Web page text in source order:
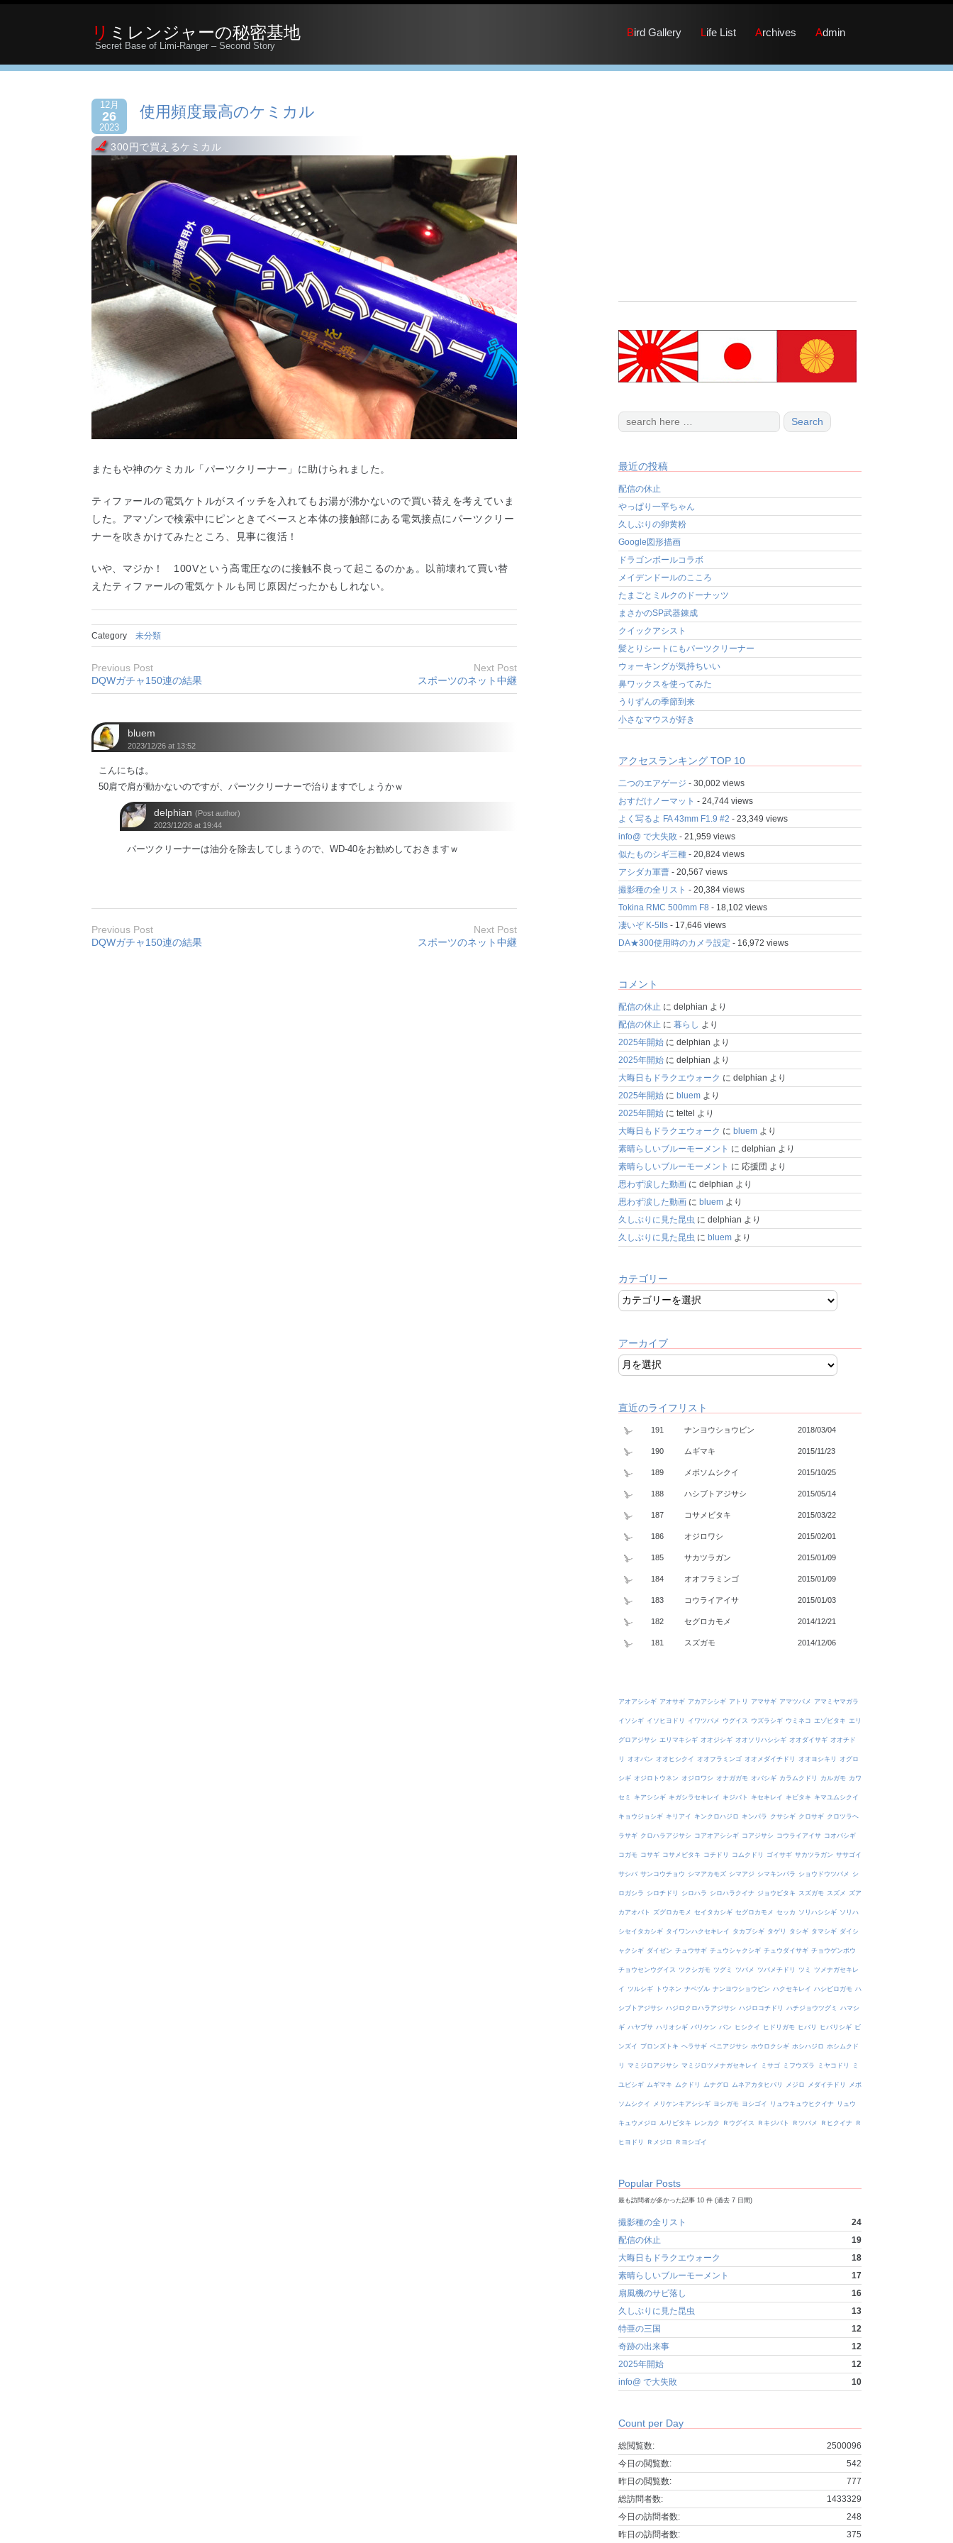
リミレンジャーの秘密基地
Secret Base of Limi-Ranger – Second Story
Bird Gallery Life List Archives Admin
12月
26
2023
使用頻度最高のケミカル
300円で買えるケミカル
またもや神のケミカル「パーツクリーナー」に助けられました。
ティファールの電気ケトルがスイッチを入れてもお湯が沸かないので買い替えを考えていま
した。アマゾンで検索中にピンときてベースと本体の接触部にある電気接点にパーツクリー
ナーを吹きかけてみたところ、見事に復活！
いや、マジか！ 100Vという高電圧なのに接触不良って起こるのかぁ。以前壊れて買い替
えたティファールの電気ケトルも同じ原因だったかもしれない。
Category 未分類
Previous Post
DQWガチャ150連の結果
Next Post
スポーツのネット中継
bluem
2023/12/26 at 13:52
こんにちは。
50肩で肩が動かないのですが、パーツクリーナーで治りますでしょうかｗ
delphian (Post author)
2023/12/26 at 19:44
パーツクリーナーは油分を除去してしまうので、WD-40をお勧めしておきますｗ
Previous Post
DQWガチャ150連の結果
Next Post
スポーツのネット中継
最近の投稿
配信の休止
やっぱり一平ちゃん
久しぶりの卵黄粉
Google図形描画
ドラゴンボールコラボ
メイデンドールのこころ
たまごとミルクのドーナッツ
まさかのSP武器錬成
クイックアシスト
髪とりシートにもパーツクリーナー
ウォーキングが気持ちいい
鼻ワックスを使ってみた
うりずんの季節到来
小さなマウスが好き
アクセスランキング TOP 10
二つのエアゲージ - 30,002 views
おすだけノーマット - 24,744 views
よく写るよ FA 43mm F1.9 #2 - 23,349 views
info@ で大失敗- 21,959 views
似たものシギ三種- 20,824 views
アシダカ軍曹- 20,567 views
撮影種の全リスト - 20,384 views
Tokina RMC 500mm F8 - 18,102 views
凄いぞ K-5IIs- 17,646 views
DA★300使用時のカメラ設定 - 16,972 views
コメント
配信の休止 に delphian より
配信の休止 に 暮らし より
2025年開始に delphian より
2025年開始に delphian より
大晦日もドラクエウォーク に delphian より
2025年開始に bluemより
2025年開始に teltel より
大晦日もドラクエウォーク に bluemより
素晴らしいブルーモーメント に delphian より
素晴らしいブルーモーメント に 応援団 より
思わず涙した動画に delphian より
思わず涙した動画に bluemより
久しぶりに見た昆虫 に delphian より
久しぶりに見た昆虫 に bluemより
カテゴリー
アーカイブ
直近のライフリスト
191 ナンヨウショウビン 2018/03/04
190 ムギマキ 2015/11/23
189 メボソムシクイ 2015/10/25
188 ハシブトアジサシ 2015/05/14
187 コサメビタキ 2015/03/22
186 オジロワシ 2015/02/01
185 サカツラガン 2015/01/09
184 オオフラミンゴ 2015/01/09
183 コウライアイサ 2015/01/03
182 セグロカモメ 2014/12/21
181 スズガモ 2014/12/06
アオアシシギ アオサギ アカアシシギ アトリ アマサギ アマツバメ アマミヤマガラ
イソシギ イソヒヨドリ イワツバメ ウグイス ウズラシギ ウミネコ エゾビタキ エリ
グロアジサシ エリマキシギ オオジシギ オオソリハシシギ オオダイサギ オオチド
リ オオバン オオヒシクイ オオフラミンゴ オオメダイチドリ オオヨシキリ オグロ
シギ オジロトウネン オジロワシ オナガガモ オバシギ カラムクドリ カルガモ カワ
セミ キアシシギ キガシラセキレイ キジバト キセキレイ キビタキ キマユムシクイ
キョウジョシギ キリアイ キンクロハジロ キンパラ クサシギ クロサギ クロツラヘ
ラサギ クロハラアジサシ コアオアシシギ コアジサシ コウライアイサ コオバシギ
コガモ コサギ コサメビタキ コチドリ コムクドリ ゴイサギ サカツラガン ササゴイ
サシバ サンコウチョウ シマアカモズ シマアジ シマキンパラ ショウドウツバメ シ
ロガシラ シロチドリ シロハラ シロハラクイナ ジョウビタキ スズガモ スズメ ズア
カアオバト ズグロカモメ セイタカシギ セグロカモメ セッカ ソリハシシギ ソリハ
シセイタカシギ タイワンハクセキレイ タカブシギ タゲリ タシギ タマシギ ダイシ
ャクシギ ダイゼン チュウサギ チュウシャクシギ チュウダイサギ チョウゲンボウ
チョウセンウグイス ツクシガモ ツグミ ツバメ ツバメチドリ ツミ ツメナガセキレ
イ ツルシギ トウネン ナベヅル ナンヨウショウビン ハクセキレイ ハシビロガモ ハ
シブトアジサシ ハジロクロハラアジサシ ハジロコチドリ ハチジョウツグミ ハマシ
ギ ハヤブサ ハリオシギ バリケン バン ヒシクイ ヒドリガモ ヒバリ ヒバリシギ ビ
ンズイ ブロンズトキ ヘラサギ ベニアジサシ ホウロクシギ ホシハジロ ホシムクド
リ マミジロアジサシ マミジロツメナガセキレイ ミサゴ ミフウズラ ミヤコドリ ミ
ユビシギ ムギマキ ムクドリ ムナグロ ムネアカタヒバリ メジロ メダイチドリ メボ
ソムシクイ メリケンキアシシギ ヨシガモ ヨシゴイ リュウキュウヒクイナ リュウ
キュウメジロ ルリビタキ レンカク Ｒウグイス Ｒキジバト Ｒツバメ Ｒヒクイナ Ｒ
ヒヨドリ Ｒメジロ Ｒヨシゴイ
Popular Posts
最も訪問者が多かった記事 10 件 (過去 7 日間)
撮影種の全リスト
24
配信の休止
19
大晦日もドラクエウォーク
18
素晴らしいブルーモーメント
17
扇風機のサビ落し
16
久しぶりに見た昆虫
13
特亜の三国
12
奇跡の出来事
12
2025年開始
12
info@ で大失敗
10
Count per Day
2500096
総閲覧数:
542
今日の閲覧数:
777
昨日の閲覧数:
1433329
総訪問者数:
248
今日の訪問者数:
375
昨日の訪問者数: